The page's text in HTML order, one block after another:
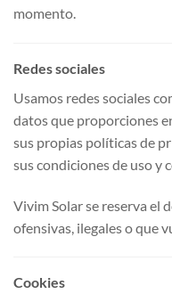
momento.
Redes sociales
Usamos redes sociales
datos que proporciones
sus propias políticas de
sus condiciones de uso y
Vivim Solar se reserva el
ofensivas, ilegales o que
Cookies